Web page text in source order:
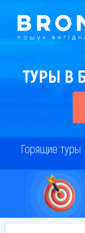
ТУРЫ В
Горящие туры